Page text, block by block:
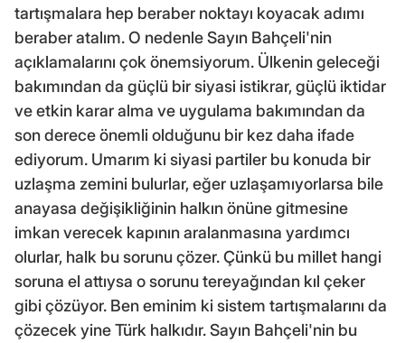
tartışmalara hep beraber noktayı koyacak adımı
beraber atalım. O nedenle Sayın Bahçeli'nin
açıklamalarını çok önemsiyorum. Ülkenin geleceği
bakımından da güçlü bir siyasi istikrar, güçlü iktidar
ve etkin karar alma ve uygulama bakımından da
son derece önemli olduğunu bir kez daha ifade
ediyorum. Umarım ki siyasi partiler bu konuda bir
uzlaşma zemini bulurlar, eğer uzlaşamıyorlarsa bile
anayasa değişikliğinin halkın önüne gitmesine
imkan verecek kapının aralanmasına yardımcı
olurlar, halk bu sorunu çözer. Çünkü bu millet hangi
soruna el attıysa o sorunu tereyağından kıl çeker
gibi çözüyor. Ben eminim ki sistem tartışmalarını da
çözecek yine Türk halkıdır. Sayın Bahçeli'nin bu